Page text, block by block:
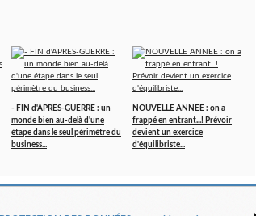
- FIN d'APRES-GUERRE : un
monde bien au-delà d'une
étape dans le seul périmètre du
business...
NOUVELLE ANNEE : on a
frappé en entrant...! Prévoir
devient un exercice
d'équilibriste...